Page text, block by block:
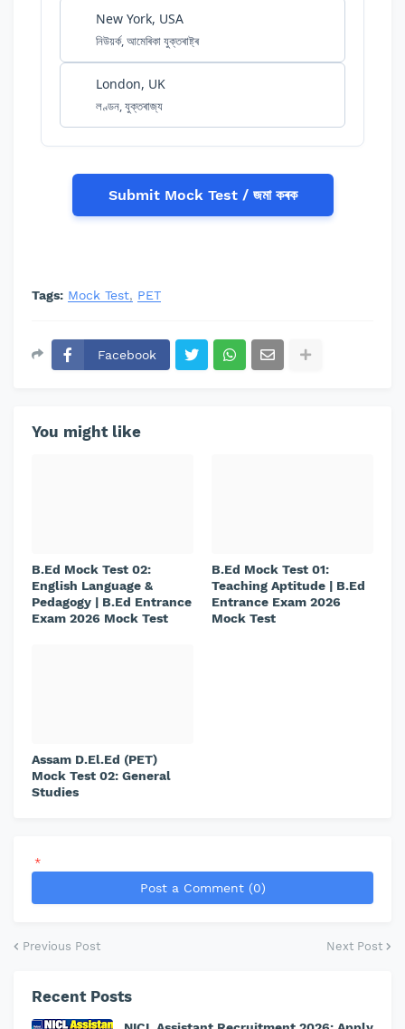
New York, USA
নিউয়ৰ্ক, আমেৰিকা যুক্তৰাষ্ট্ৰ
London, UK
লণ্ডন, যুক্তৰাজ্য
Submit Mock Test / জমা কৰক
Tags: Mock Test PET
Facebook
You might like
B.Ed Mock Test 02:
English Language &
Pedagogy | B.Ed Entrance
Exam 2026 Mock Test
B.Ed Mock Test 01:
Teaching Aptitude | B.Ed
Entrance Exam 2026
Mock Test
Assam D.El.Ed (PET)
Mock Test 02: General
Studies
*
Post a Comment (0)
Previous Post Next Post
Recent Posts